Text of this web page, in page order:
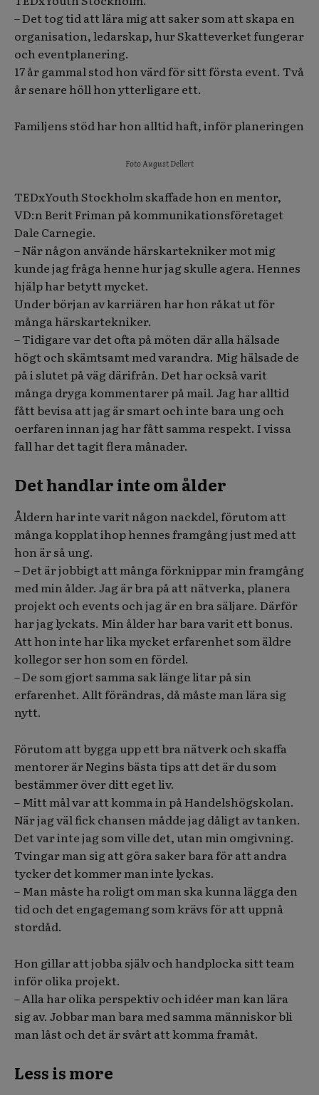
– Det tog tid att lära mig att saker som att skapa en
organisation, ledarskap, hur Skatteverket fungerar
och eventplanering.
17 år gammal stod hon värd för sitt första event. Två
år senare höll hon ytterligare ett.
Familjens stöd har hon alltid haft, inför planeringen
Foto August Dellert
TEDxYouth Stockholm skaffade hon en mentor,
VD:n Berit Friman på kommunikationsföretaget
Dale Carnegie.
– När någon använde härskartekniker mot mig
kunde jag fråga henne hur jag skulle agera. Hennes
hjälp har betytt mycket.
Under början av karriären har hon råkat ut för
många härskartekniker.
– Tidigare var det ofta på möten där alla hälsade
högt och skämtsamt med varandra. Mig hälsade de
på i slutet på väg därifrån. Det har också varit
många dryga kommentarer på mail. Jag har alltid
fått bevisa att jag är smart och inte bara ung och
oerfaren innan jag har fått samma respekt. I vissa
fall har det tagit flera månader.
Det handlar inte om ålder
Åldern har inte varit någon nackdel, förutom att
många kopplat ihop hennes framgång just med att
hon är så ung.
– Det är jobbigt att många förknippar min framgång
med min ålder. Jag är bra på att nätverka, planera
projekt och events och jag är en bra säljare. Därför
har jag lyckats. Min ålder har bara varit ett bonus.
Att hon inte har lika mycket erfarenhet som äldre
kollegor ser hon som en fördel.
– De som gjort samma sak länge litar på sin
erfarenhet. Allt förändras, då måste man lära sig
nytt.
Förutom att bygga upp ett bra nätverk och skaffa
mentorer är Negins bästa tips att det är du som
bestämmer över ditt eget liv.
– Mitt mål var att komma in på Handelshögskolan.
När jag väl fick chansen mådde jag dåligt av tanken.
Det var inte jag som ville det, utan min omgivning.
Tvingar man sig att göra saker bara för att andra
tycker det kommer man inte lyckas.
– Man måste ha roligt om man ska kunna lägga den
tid och det engagemang som krävs för att uppnå
stordåd.
Hon gillar att jobba själv och handplocka sitt team
inför olika projekt.
– Alla har olika perspektiv och idéer man kan lära
sig av. Jobbar man bara med samma människor bli
man låst och det är svårt att komma framåt.
Less is more